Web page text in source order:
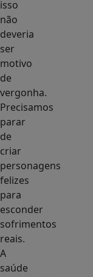
isso
não
deveria
ser
motivo
de
vergonha.
Precisamos
parar
de
criar
personagens
felizes
para
esconder
sofrimentos
reais.
A
saúde